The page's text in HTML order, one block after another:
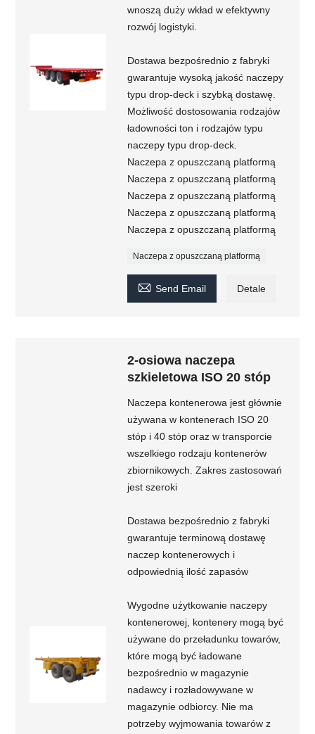
wnoszą duży wkład w efektywny
rozwój logistyki.
Dostawa bezpośrednio z fabryki
gwarantuje wysoką jakość naczepy
typu drop-deck i szybką dostawę.
Możliwość dostosowania rodzajów
ładowności ton i rodzajów typu
naczepy typu drop-deck.
Naczepa z opuszczaną platformą
Naczepa z opuszczaną platformą
Naczepa z opuszczaną platformą
Naczepa z opuszczaną platformą
Naczepa z opuszczaną platformą
Naczepa z opuszczaną platformą
 Send Email Detale
2-osiowa naczepa
szkieletowa ISO 20 stóp
Naczepa kontenerowa jest głównie
używana w kontenerach ISO 20
stóp i 40 stóp oraz w transporcie
wszelkiego rodzaju kontenerów
zbiornikowych. Zakres zastosowań
jest szeroki
Dostawa bezpośrednio z fabryki
gwarantuje terminową dostawę
naczep kontenerowych i
odpowiednią ilość zapasów
Wygodne użytkowanie naczepy
kontenerowej, kontenery mogą być
używane do przeładunku towarów,
które mogą być ładowane
bezpośrednio w magazynie
nadawcy i rozładowywane w
magazynie odbiorcy. Nie ma
potrzeby wyjmowania towarów z